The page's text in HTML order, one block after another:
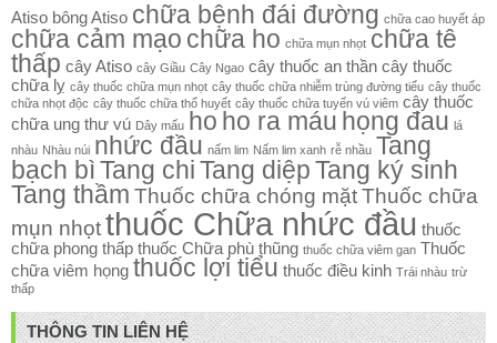
Atiso bông Atiso chữa bệnh đái đường chữa cao huyết áp
chữa cảm mạo chữa ho chữa mụn nhọt chữa tê
thấp cây Atiso cây Giầu Cây Ngao cây thuốc an thần cây thuốc
chữa lỵ cây thuốc chữa mụn nhọt cây thuốc chữa nhiễm trùng đường tiểu cây thuốc
chữa nhọt độc cây thuốc chữa thổ huyết cây thuốc chữa tuyến vú viêm cây thuốc
chữa ung thư vú Dây mấu ho ho ra máu họng đau lá
nhàu Nhàu núi nhức đầu nấm lim Nấm lim xanh rễ nhầu Tang
bạch bì Tang chi Tang diệp Tang ký sinh
Tang thầm Thuốc chữa chóng mặtThuốc chữa
mụn nhọtthuốc Chữa nhức đầu thuốc
chữa phong thấp thuốc Chữa phù thũng thuốc chữa viêm gan Thuốc
chữa viêm họng thuốc lợi tiểu thuốc điều kinh Trái nhàu trừ
thấp
THÔNG TIN LIÊN HỆ